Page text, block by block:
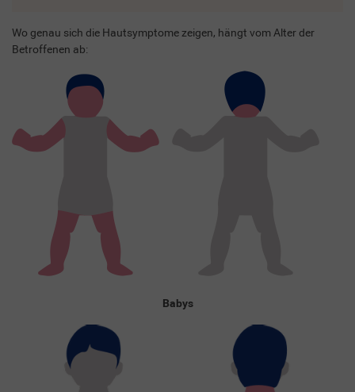
Wo genau sich die Hautsymptome zeigen, hängt vom Alter der
Betroffenen ab:
Babys